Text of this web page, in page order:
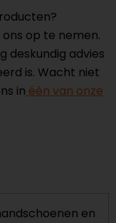
op te nemen.
deskundig advies
is. Wacht niet
in één van onze
en